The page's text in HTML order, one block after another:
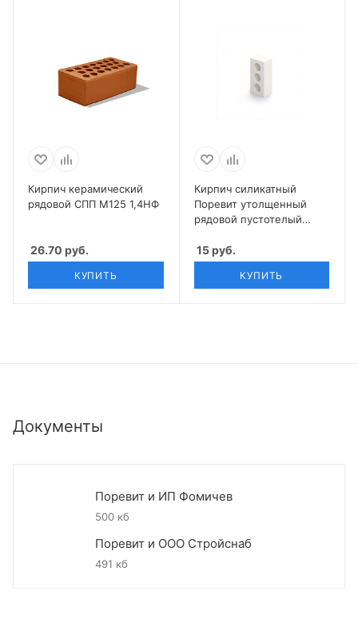
Кирпич керамический
рядовой СПП М125 1,4НФ
26.70 руб.
КУПИТЬ
Кирпич силикатный
Поревит утолщенный
рядовой пустотелый
15руб.
КУПИТЬ
Документы
Поревит и ИП Фомичев
500 кб
Поревит и ООО Стройснаб
491 кб